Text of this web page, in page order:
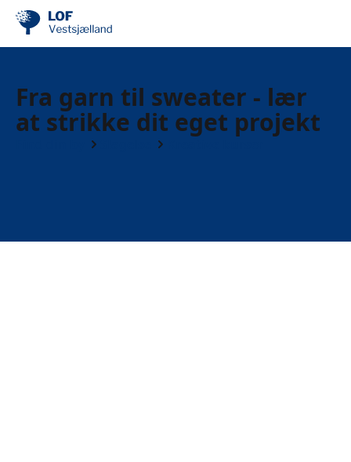
Fra garn til sweater - lær
at strikke dit eget projekt